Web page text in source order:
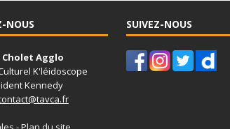
NOUS
Cholet Agglo
K'léidoscope
Kennedy
SUIVEZ-NOUS